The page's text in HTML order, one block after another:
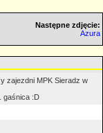
Następne zdjęcie:
Azura
zajezdni MPK Sieradz w
gaśnica :D